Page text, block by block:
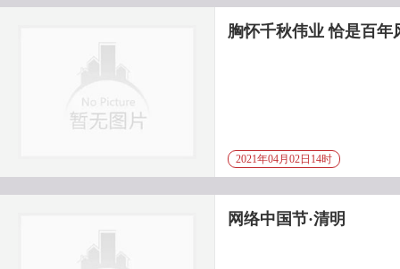
胸怀千秋伟业 恰是百年
2021年04月02日14时
网络中国节·清明